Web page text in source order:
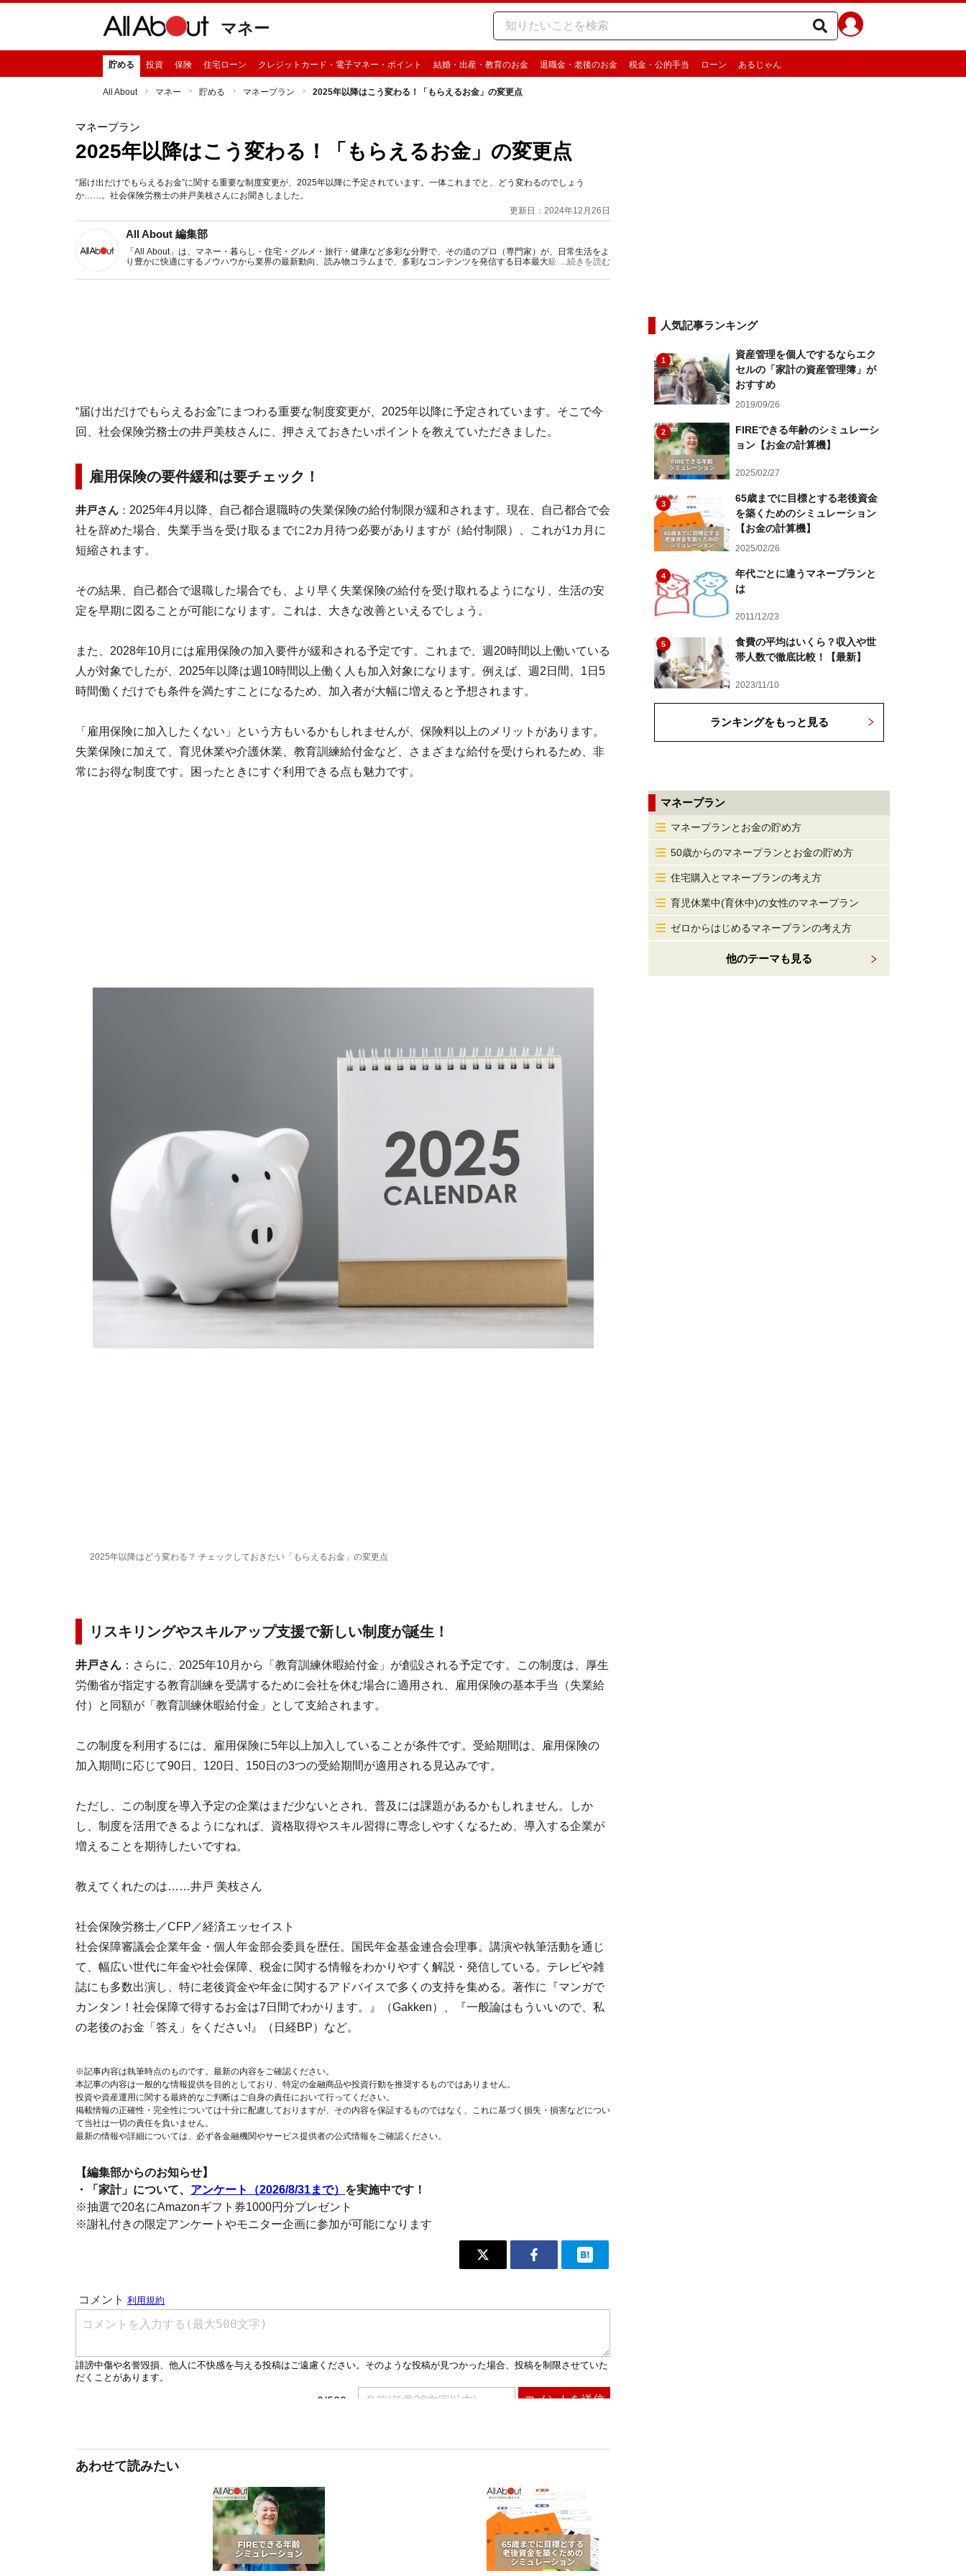
マネー
貯める 投資 保険 住宅ローン クレジットカード・電子マネー・ポイント 結婚・出産・教育のお金 退職金・老後のお金 税金・公的手当 ローン あるじゃん
All About マネー 貯める マネープラン 2025年以降はこう変わる！「もらえるお金」の変更点
マネープラン
2025年以降はこう変わる！「もらえるお金」の変更点
“届け出だけでもらえるお金”に関する重要な制度変更が、2025年以降に予定されています。一体これまでと、どう変わるのでしょう
か……。社会保険労務士の井戸美枝さんにお聞きしました。
更新日：2024年12月26日
All About 編集部
「All About」は、マネー・暮らし・住宅・グルメ・旅行・健康など多彩な分野で、その道のプロ（専門家）が、日常生活をよ
り豊かに快適にするノウハウから業界の最新動向、読み物コラムまで、多彩なコンテンツを発信する日本最大級の総合情報サ
...続きを読む
“届け出だけでもらえるお金”にまつわる重要な制度変更が、2025年以降に予定されています。そこで今
回、社会保険労務士の井戸美枝さんに、押さえておきたいポイントを教えていただきました。
雇用保険の要件緩和は要チェック！
井戸さん ： 2025年4月以降、自己都合退職時の失業保険の給付制限が緩和されます。現在、自己都合で会
社を辞めた場合、失業手当を受け取るまでに2カ月待つ必要がありますが（給付制限）、これが1カ月に
短縮されます。
その結果、自己都合で退職した場合でも、より早く失業保険の給付を受け取れるようになり、生活の安
定を早期に図ることが可能になります。これは、大きな改善といえるでしょう。
また、2028年10月には雇用保険の加入要件が緩和される予定です。これまで、週20時間以上働いている
人が対象でしたが、2025年以降は週10時間以上働く人も加入対象になります。例えば、週2日間、1日5
時間働くだけでも条件を満たすことになるため、加入者が大幅に増えると予想されます。
「雇用保険に加入したくない」という方もいるかもしれませんが、保険料以上のメリットがあります。
失業保険に加えて、育児休業や介護休業、教育訓練給付金など、さまざまな給付を受けられるため、非
常にお得な制度です。困ったときにすぐ利用できる点も魅力です。
2025年以降はどう変わる？ チェックしておきたい「もらえるお金」の変更点
リスキリングやスキルアップ支援で新しい制度が誕生！
井戸さん ：さらに、2025年10月から「教育訓練休暇給付金」が創設される予定です。この制度は、厚生
労働省が指定する教育訓練を受講するために会社を休む場合に適用され、雇用保険の基本手当（失業給
付）と同額が「教育訓練休暇給付金」として支給されます。
この制度を利用するには、雇用保険に5年以上加入していることが条件です。受給期間は、雇用保険の
加入期間に応じて90日、120日、150日の3つの受給期間が適用される見込みです。
ただし、この制度を導入予定の企業はまだ少ないとされ、普及には課題があるかもしれません。しか
し、制度を活用できるようになれば、資格取得やスキル習得に専念しやすくなるため、導入する企業が
増えることを期待したいですね。
教えてくれたのは……井戸 美枝さん
社会保険労務士／CFP／経済エッセイスト
社会保障審議会企業年金・個人年金部会委員を歴任。国民年金基金連合会理事。講演や執筆活動を通じ
て、幅広い世代に年金や社会保障、税金に関する情報をわかりやすく解説・発信している。テレビや雑
誌にも多数出演し、特に老後資金や年金に関するアドバイスで多くの支持を集める。著作に『マンガで
カンタン！社会保障で得するお金は7日間でわかります。』（Gakken）、『一般論はもういいので、私
の老後のお金「答え」をください!』（日経BP）など。
※記事内容は執筆時点のものです。最新の内容をご確認ください。
本記事の内容は一般的な情報提供を目的としており、特定の金融商品や投資行動を推奨するものではありません。
投資や資産運用に関する最終的なご判断はご自身の責任において行ってください。
掲載情報の正確性・完全性については十分に配慮しておりますが、その内容を保証するものではなく、これに基づく損失・損害などについ
て当社は一切の責任を負いません。
最新の情報や詳細については、必ず各金融機関やサービス提供者の公式情報をご確認ください。
【編集部からのお知らせ】
・「家計」について、 アンケート（2026/8/31まで） を実施中です！
※抽選で20名にAmazonギフト券1000円分プレゼント
※謝礼付きの限定アンケートやモニター企画に参加が可能になります
あわせて読みたい
人気記事ランキング
1
資産管理を個人でするならエク
セルの「家計の資産管理簿」が
おすすめ
2019/09/26
2
FIREできる年齢のシミュレーシ
ョン【お金の計算機】
2025/02/27
3
65歳までに目標とする老後資金
を築くためのシミュレーション
【お金の計算機】
2025/02/26
4
年代ごとに違うマネープランと
は
2011/12/23
5
食費の平均はいくら？収入や世
帯人数で徹底比較！【最新】
2023/11/10
ランキングをもっと見る
マネープラン
マネープランとお金の貯め方
50歳からのマネープランとお金の貯め方
住宅購入とマネープランの考え方
育児休業中(育休中)の女性のマネープラン
ゼロからはじめるマネープランの考え方
他のテーマも見る